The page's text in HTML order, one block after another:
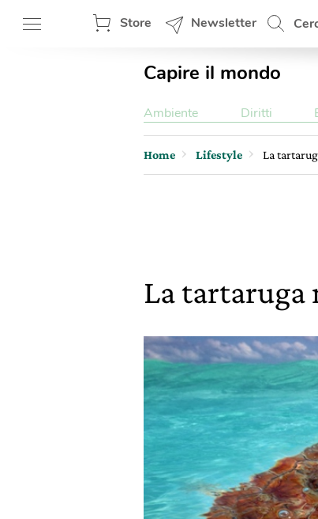
Store Newsletter
Capire il mondo
Ambiente Diritti
Home Lifestyle La
La tartaruga